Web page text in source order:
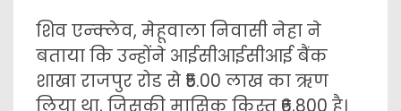
शिव एन्क्लेव, मेहूवाला निवासी नेहा ने
बताया कि उन्होंने आईसीआईसीआई बैंक
शाखा राजपुर रोड से ₹5.00 लाख का ऋण
लिया था, जिसकी मासिक किस्त ₹6,800 है।